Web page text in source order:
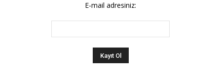
E-mail adresiniz: